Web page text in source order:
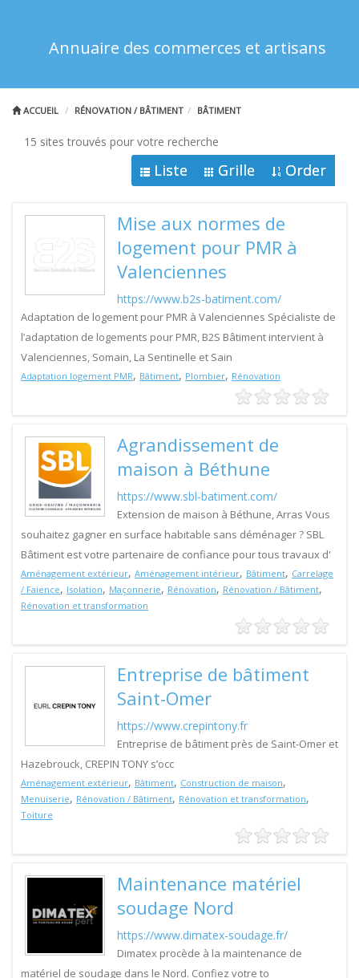
Annuaire des commerces et artisans
ACCUEIL RÉNOVATION / BÂTIMENT BÂTIMENT
15 sites trouvés pour votre recherche
Liste Grille Order
Mise aux normes de
logement pour PMR à
Valenciennes
https://www.b2s-batiment.com/
Adaptation de logement pour PMR à Valenciennes Spécialiste de
l’adaptation de logements pour PMR, B2S Bâtiment intervient à
Valenciennes, Somain, La Sentinelle et Sain
Adaptation logement PMR, Bâtiment, Plombier, Rénovation
Agrandissement de
maison à Béthune
https://www.sbl-batiment.com/
Extension de maison à Béthune, Arras Vous
souhaitez gagner en surface habitable sans déménager ? SBL
Bâtiment est votre partenaire de confiance pour tous travaux d'
Aménagement extérieur, Aménagement intérieur, Bâtiment, Carrelage
/ Faience, Isolation, Maçonnerie, Rénovation, Rénovation / Bâtiment,
Rénovation et transformation
Entreprise de bâtiment
Saint-Omer
https://www.crepintony.fr
Entreprise de bâtiment près de Saint-Omer et
Hazebrouck, CREPIN TONY s’occ
Aménagement extérieur, Bâtiment, Construction de maison,
Menuiserie, Rénovation / Bâtiment, Rénovation et transformation,
Toiture
Maintenance matériel
soudage Nord
https://www.dimatex-soudage.fr/
Dimatex procède à la maintenance de
matériel de soudage dans le Nord. Confiez votre to